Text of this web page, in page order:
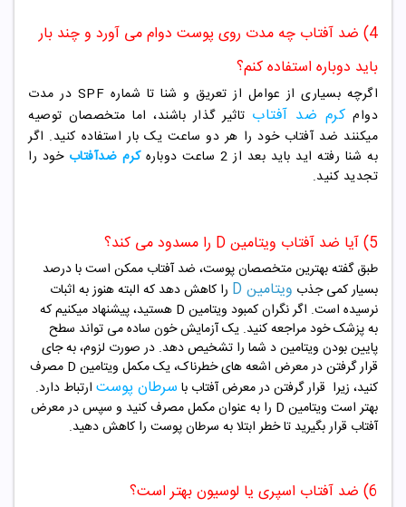
4) ضد آفتاب چه مدت روی پوست دوام می آورد و چند بار
باید دوباره استفاده کنم؟
اگرچه بسیاری از عوامل از تعریق و شنا تا شماره SPF در مدت
دوام کرم ضد آفتاب تاثیر گذار باشند، اما متخصصان توصیه
میکنند ضد آفتاب خود را هر دو ساعت یک بار استفاده کنید. اگر
به شنا رفته اید باید بعد از 2 ساعت دوباره
کرم ضدآفتاب خود را
تجدید کنید.
5) آیا ضد آفتاب ویتامین D را مسدود می کند؟
طبق گفته بهترین متخصصان پوست، ضد آفتاب ممکن است با درصد
بسیار کمی جذب ویتامین D
را کاهش دهد که البته هنوز به اثبات
نرسیده است. اگر نگران کمبود ویتامین D هستید، پیشنهاد میکنیم که
به پزشک خود مراجعه کنید. یک آزمایش خون ساده می تواند سطح
پایین بودن ویتامین د شما را تشخیص دهد. در صورت لزوم، به جای
قرار گرفتن در معرض اشعه های خطرناک، یک مکمل ویتامین D مصرف
کنید، زیرا قرار گرفتن در معرض آفتاب با سرطان پوست ارتباط دارد.
بهتر است ویتامین D را به عنوان مکمل مصرف کنید و سپس در معرض
آفتاب قرار بگیرید تا خطر ابتلا به سرطان پوست را کاهش دهید.
6) ضد آفتاب اسپری یا لوسیون بهتر است؟